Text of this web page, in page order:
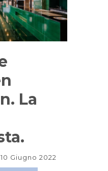
La
10 Giugno 2022